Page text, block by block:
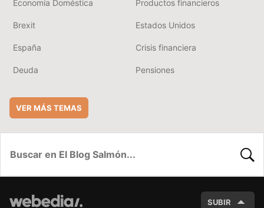
Economía Doméstica Productos financieros
Brexit Estados Unidos
España Crisis financiera
Deuda Pensiones
VER MÁS TEMAS
SUBIR